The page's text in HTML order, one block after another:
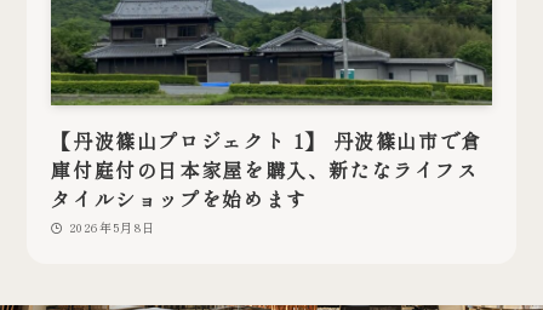
【丹波篠山プロジェクト 1】 丹波篠山市で倉
庫付庭付の日本家屋を購入、新たなライフス
タイルショップを始めます
2026年5月8日